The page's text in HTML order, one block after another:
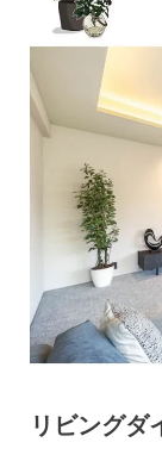
リビングダ